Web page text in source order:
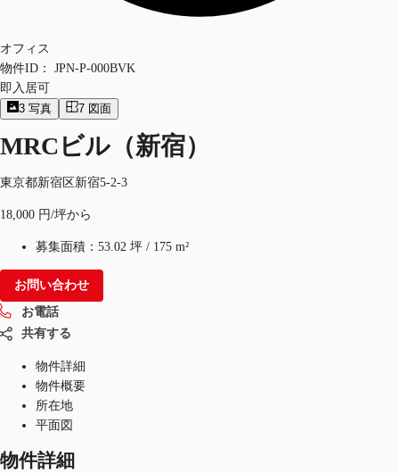
オフィス
物件ID：
JPN-P-000BVK
即入居可
3 写真 7 図面
MRCビル（新宿）
東京都新宿区新宿5-2-3
18,000 円/坪から
募集面積： 53.02 坪 / 175 m²
お問い合わせ
お電話
共有する
物件詳細
物件概要
所在地
平面図
物件詳細